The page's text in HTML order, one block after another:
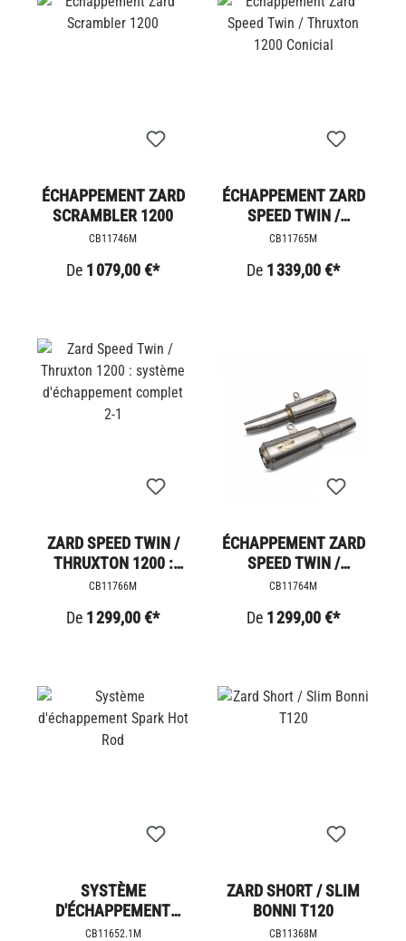
ÉCHAPPEMENT ZARD
SCRAMBLER 1200
CB11746M
De 1 079,00 €*
ÉCHAPPEMENT ZARD
SPEED TWIN /
THRUXTON 1200
CB11765M
De 1 339,00 €*
ZARD SPEED TWIN /
THRUXTON 1200 :
SYSTÈME
COMPLET 2-1
CB11766M
De 1 299,00 €*
ÉCHAPPEMENT ZARD
SPEED TWIN /
THRUXTON 1200 GP
CB11764M
De 1 299,00 €*
SYSTÈME
D'ÉCHAPPEMENT
SPARK HOT ROD
CB11652.1M
ZARD SHORT / SLIM
BONNI T120
CB11368M